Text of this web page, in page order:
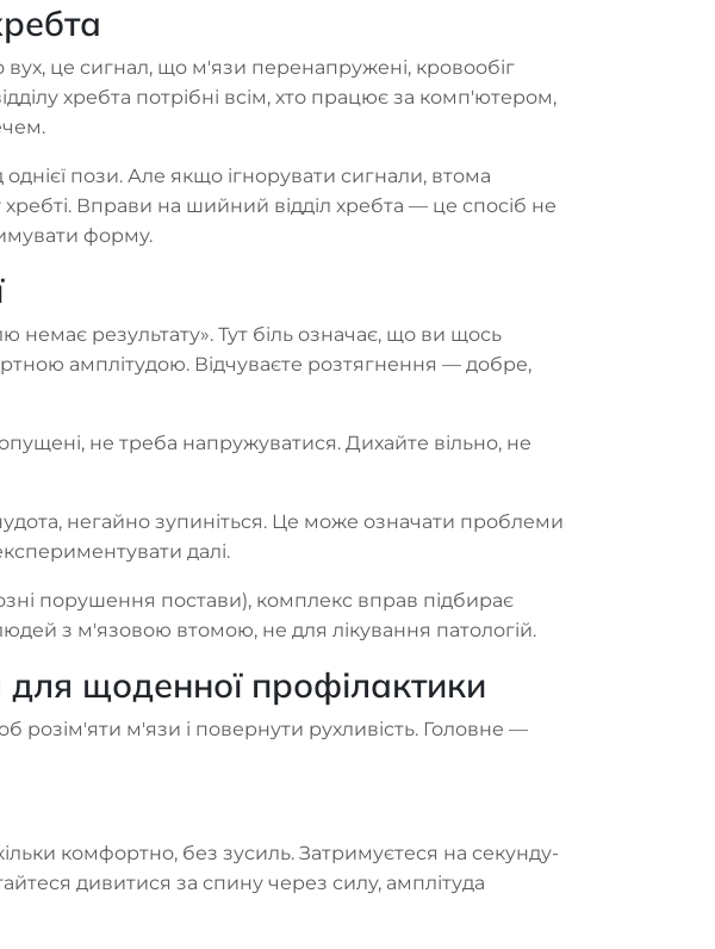
вух, це сигнал, що м'язи перенапружені, кровообіг
хребта потрібні всім, хто працює за комп'ютером,
пози. Але якщо ігнорувати сигнали, втома
хребті. Вправи на шийний відділ хребта — це спосіб не
форму.
немає результату». Тут біль означає, що ви щось
амплітудою. Відчуваєте розтягнення — добре,
не треба напружуватися. Дихайте вільно, не
негайно зупиніться. Це може означати проблеми
далі.
порушення постави), комплекс вправ підбирає
з м'язовою втомою, не для лікування патологій.
щоденної профілактики
м'язи і повернути рухливість. Головне —
комфортно, без зусиль. Затримуєтеся на секунду-
дивитися за спину через силу, амплітуда